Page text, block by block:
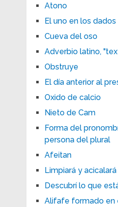
Atono
El uno en los dados
Cueva del oso
Adverbio latino,
Obstruye
El día anterior al
Oxido de calcio
Nieto de Cam
Forma del
persona del plural
Afeitan
Limpiará y acicalará
Descubrí lo que
Alifafe formado en